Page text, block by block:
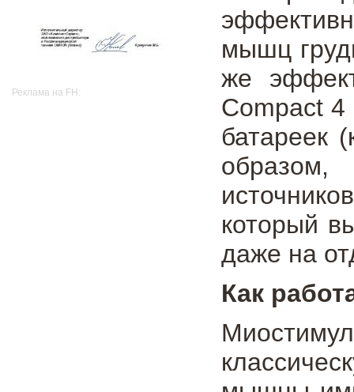
Реклама на FH:
мышц
же
Compact 4
батареек
который
даже на
Как